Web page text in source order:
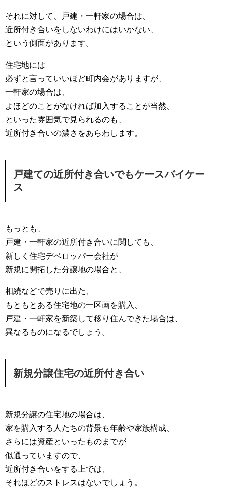
それに対して、戸建・一軒家の場合は、
近所付き合いをしないわけにはいかない、
という側面があります。
住宅地には
必ずと言っていいほど町内会がありますが、
一軒家の場合は、
よほどのことがなければ加入することが当然、
といった雰囲気で見られるのも、
近所付き合いの濃さをあらわします。
戸建ての近所付き合いでもケースバイケー
ス
もっとも、
戸建・一軒家の近所付き合いに関しても、
新しく住宅デベロッパー会社が
新規に開拓した分譲地の場合と、
相続などで売りに出た、
もともとある住宅地の一区画を購入、
戸建・一軒家を新築して移り住んできた場合は、
異なるものになるでしょう。
新規分譲住宅の近所付き合い
新規分譲の住宅地の場合は、
家を購入する人たちの背景も年齢や家族構成、
さらには資産といったものまでが
似通っていますので、
近所付き合いをする上では、
それほどのストレスはないでしょう。